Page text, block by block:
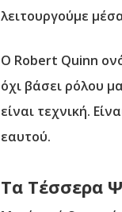
λειτουργούμε
Ο Robert Quinn
όχι βάσει ρόλου
είναι τεχνική.
εαυτού.
Τα Τέσσερα